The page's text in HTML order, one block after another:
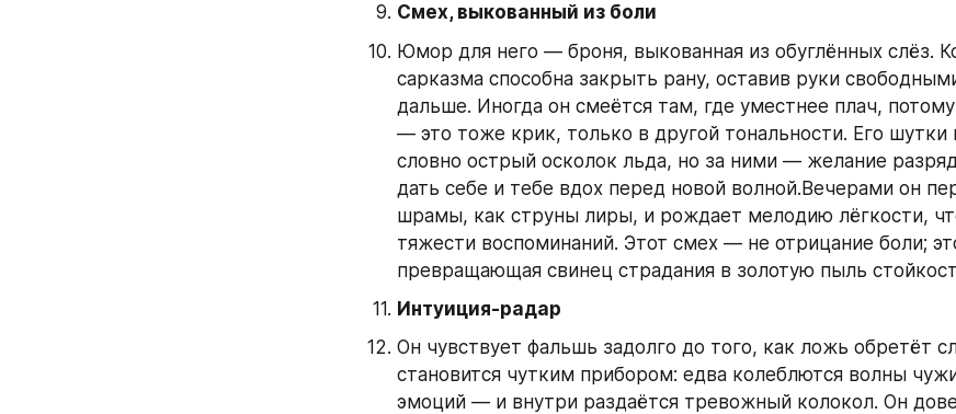
Смех, выкованный из боли
Юмор для него — броня, выкованная из обуглённых слёз.
сарказма способна закрыть рану, оставив руки
дальше. Иногда он смеётся там, где уместнее плач,
— это тоже крик, только в другой тональности. Его шутки
словно острый осколок льда, но за ними — желание
дать себе и тебе вдох перед новой волной.Вечерами он
шрамы, как струны лиры, и рождает мелодию лёгкости,
тяжести воспоминаний. Этот смех — не отрицание боли;
превращающая свинец страдания в золотую пыль
Интуиция‑радар
Он чувствует фальшь задолго до того, как ложь обретёт
становится чутким прибором: едва колеблются волны
эмоций — и внутри раздаётся тревожный колокол. Он